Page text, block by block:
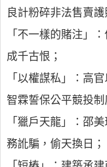
良計粉碎非法售賣護
「不一樣的賭注」
成千古恨；
「以權謀私」：高
智霖誓保公平競投制
「獵戶天龍」：邵
務訛騙，偷天換日；